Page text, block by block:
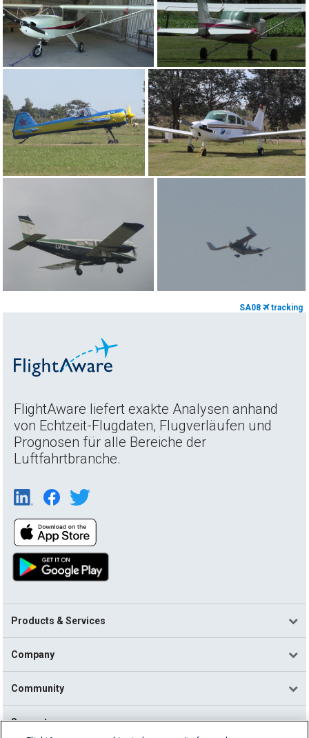
SA08 tracking
FlightAware liefert exakte Analysen anhand
von Echtzeit-Flugdaten, Flugverläufen und
Prognosen für alle Bereiche der
Luftfahrtbranche.
Products & Services
Company
Community
Support